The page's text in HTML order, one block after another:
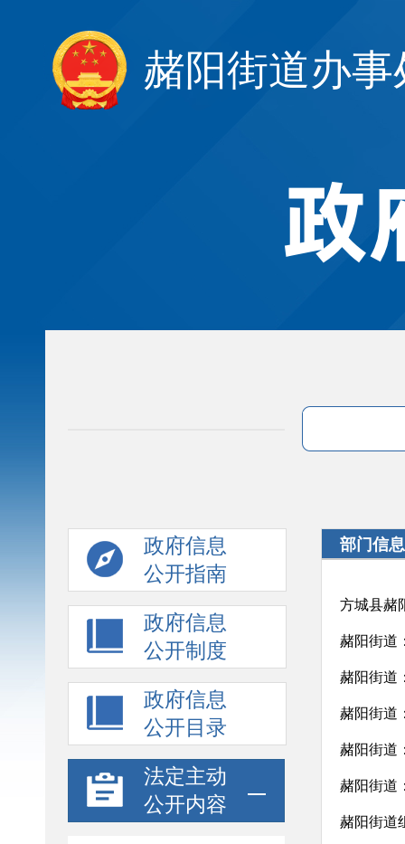
赭阳街道办事
政府信息
公开指南
政府信息
公开制度
政府信息
公开目录
法定主动
公开内容
部门信息
方城县赭
赭阳街道
赭阳街道
赭阳街道
赭阳街道
赭阳街道
赭阳街道